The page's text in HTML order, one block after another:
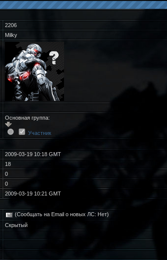
2206
Milky
Основная группа:
Участник
2009-03-19 10:18 GMT
18
0
0
2009-03-19 10:21 GMT
(Сообщать на Email о новых ЛС: Нет)
Скрытый